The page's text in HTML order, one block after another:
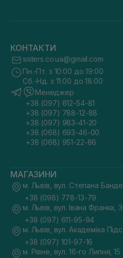
КОНТАКТИ
sisters.co.ua@gmail.com
Пн.-Пт. з 10:00 до 19:00
Сб.-Нд. з 11:00 до 18:00
Менеджер
+38 (097) 612-54-81
+38 (097) 788-12-88
+38 (097) 983-41-20
+38 (068) 693-46-00
+38 (068) 951-22-86
МАГАЗИНИ
м. Львів, вул. Степана
+38 (098) 778-13-79
м. Львів, вул. Івана Франка,
+38 (097) 611-95-94
м. Львів, вул. Академіка
+38 (097) 101-97-16
м. Рівне, вул. 16-го Липня, 15